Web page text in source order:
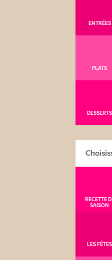
ENTRÉES
PLATS
DESSERTS
RECETTE
SAISON
LES FÊTES